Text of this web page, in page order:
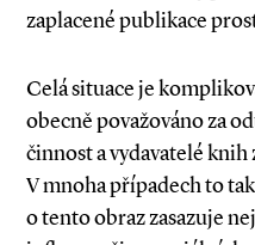
zaplacené publikace
Celá situace je
obecně považováno za
činnost a vydavatelé
V mnoha případech to
o tento obraz zasazuje